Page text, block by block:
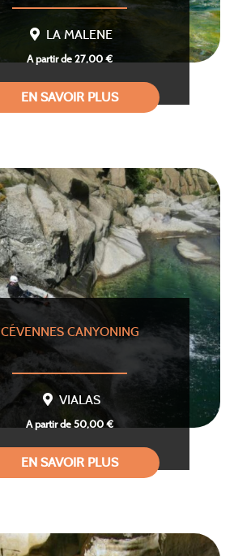
LA MALENE
A partir de 27,00 €
EN SAVOIR PLUS
CÉVENNES CANYONING
VIALAS
A partir de 50,00 €
EN SAVOIR PLUS